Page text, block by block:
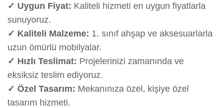
✓ Uygun Fiyat: Kaliteli hizmeti en uygun fiyatlarla
sunuyoruz.
✓ Kaliteli Malzeme: 1. sınıf ahşap ve aksesuarlarla
uzun ömürlü mobilyalar.
✓ Hızlı Teslimat: Projelerinizi zamanında ve
eksiksiz teslim ediyoruz.
✓ Özel Tasarım: Mekanınıza özel, kişiye özel
tasarım hizmeti.